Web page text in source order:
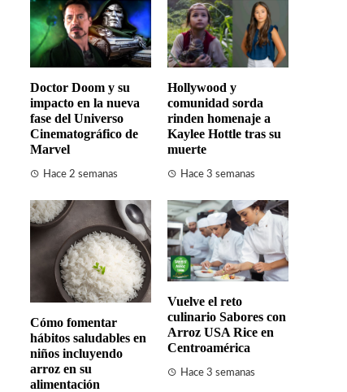
Doctor Doom y su
impacto en la nueva
fase del Universo
Cinematográfico de
Marvel
Hace 2 semanas
Hollywood y
comunidad sorda
rinden homenaje a
Kaylee Hottle tras su
muerte
Hace 3 semanas
Cómo fomentar
hábitos saludables en
niños incluyendo
arroz en su
alimentación
Vuelve el reto
culinario Sabores con
Arroz USA Rice en
Centroamérica
Hace 3 semanas